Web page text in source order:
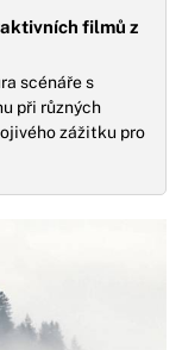
filmů z
scénáře s
při různých
zážitku pro